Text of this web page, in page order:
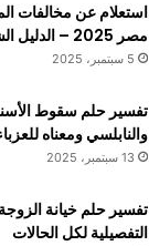
استعلام عن مخالفات
مصر 2025 – الدليل الشامل
5 سبتمبر، 2025
تفسير حلم سقوط
والنابلسي ومعناه
13 سبتمبر، 2025
تفسير حلم خيانة
التفصيلية لكل الحالات